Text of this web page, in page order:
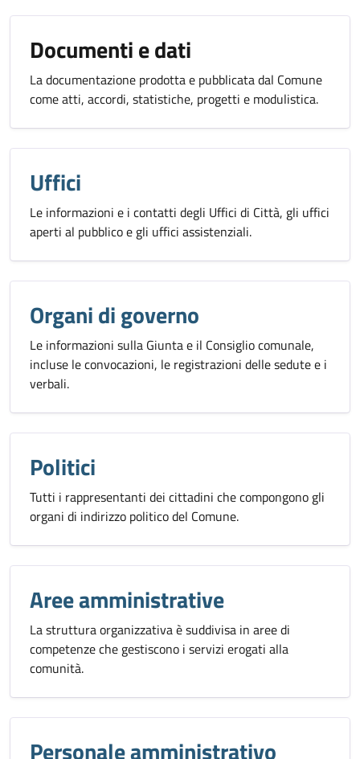
Documenti e dati
La documentazione prodotta e pubblicata dal Comune
come atti, accordi, statistiche, progetti e modulistica.
Uffici
Le informazioni e i contatti degli Uffici di Città, gli uffici
aperti al pubblico e gli uffici assistenziali.
Organi di governo
Le informazioni sulla Giunta e il Consiglio comunale,
incluse le convocazioni, le registrazioni delle sedute e i
verbali.
Politici
Tutti i rappresentanti dei cittadini che compongono gli
organi di indirizzo politico del Comune.
Aree amministrative
La struttura organizzativa è suddivisa in aree di
competenze che gestiscono i servizi erogati alla
comunità.
Personale amministrativo